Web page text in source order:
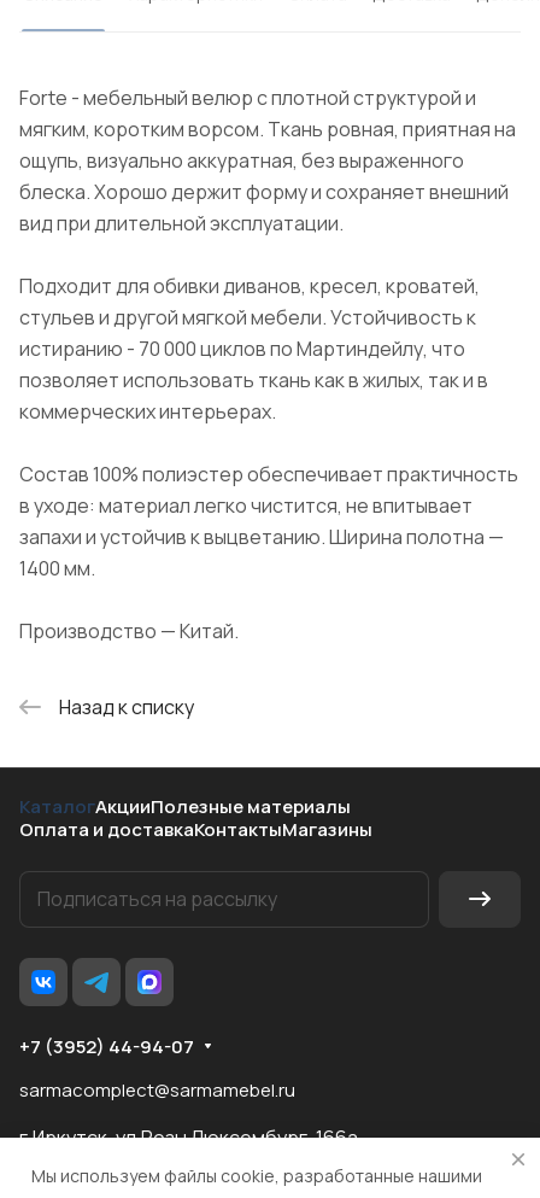
Forte - мебельный велюр с плотной структурой и
мягким, коротким ворсом. Ткань ровная, приятная на
ощупь, визуально аккуратная, без выраженного
блеска. Хорошо держит форму и сохраняет внешний
вид при длительной эксплуатации.
Подходит для обивки диванов, кресел, кроватей,
стульев и другой мягкой мебели. Устойчивость к
истиранию - 70 000 циклов по Мартиндейлу, что
позволяет использовать ткань как в жилых, так и в
коммерческих интерьерах.
Состав 100% полиэстер обеспечивает практичность
в уходе: материал легко чистится, не впитывает
запахи и устойчив к выцветанию. Ширина полотна —
1400 мм.
Производство — Китай.
Назад к списку
КаталогАкцииПолезные материалы
Оплата и доставкаКонтактыМагазины
+7 (3952) 44-94-07
sarmacomplect@sarmamebel.ru
г.Иркутск, ул.Розы Люксембург, 166а
Мы используем файлы cookie, разработанные нашими